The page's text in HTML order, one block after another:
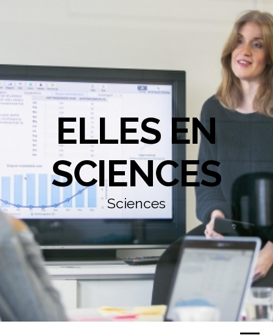
ELLES EN
SCIENCES
Sciences